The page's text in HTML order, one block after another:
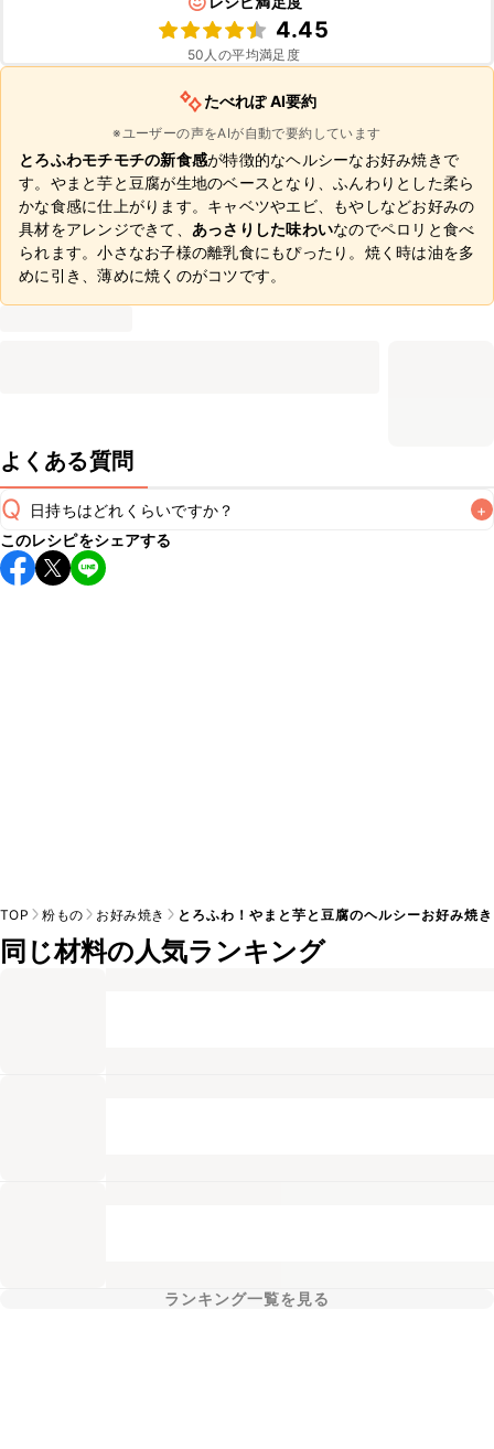
4.45
50 人の平均満足度
たべれぽ AI要約
※ユーザーの声をAIが自動で要約しています
とろふわモチモチの新食感が特徴的なヘルシーなお好み焼きで
す。やまと芋と豆腐が生地のベースとなり、ふんわりとした柔ら
かな食感に仕上がります。キャベツやエビ、もやしなどお好みの
具材をアレンジできて、 あっさりした味わいなのでペロリと食べ
られます。小さなお子様の離乳食にもぴったり。焼く時は油を多
めに引き、薄めに焼くのがコツです。
よくある質問
Q 日持ちはどれくらいですか？ +
保存期間は冷蔵で翌日中が目安です。なるべくお早めにお召
し上がりください。
このレシピをシェアする
TOP 粉もの お好み焼き とろふわ！やまと芋と豆腐のヘルシーお好み焼き
同じ材料の人気ランキング
ランキング一覧を見る